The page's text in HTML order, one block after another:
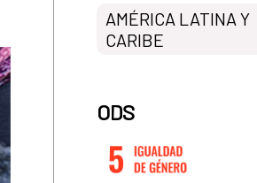
AMÉRICA LATINA Y
CARIBE
ODS